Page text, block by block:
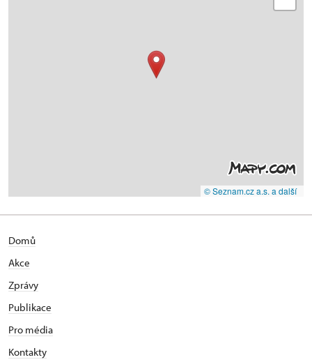
© Seznam.cz a.s. a další
Domů
Akce
Zprávy
Publikace
Pro média
Kontakty